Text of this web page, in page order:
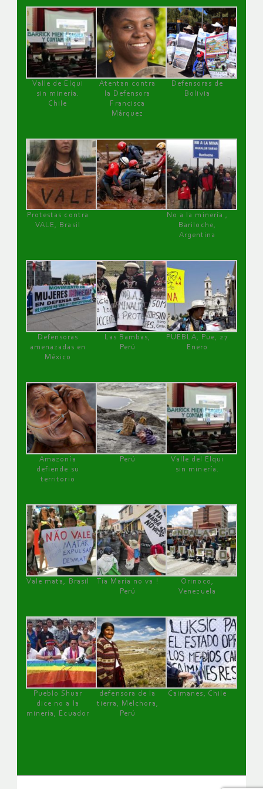
Valle de Elqui
sin minería.
Chile
Atentan contra
la Defensora
Francisca
Márquez
Defensoras de
Bolivia
Protestas contra
VALE, Brasil
No a la minería ,
Bariloche,
Argentina
Defensoras
amenazadas en
México
Las Bambas,
Perú
PUEBLA, Pue, 27
Enero
Amazonía
defiende su
territorio
Perú
Valle del Elqui
sin minería.
Vale mata, Brasil
Tía María no va !
Perú
Orinoco,
Venezuela
Pueblo Shuar
dice no a la
minería, Ecuador
defensora de la
tierra, Melchora,
Perú
Caimanes, Chile